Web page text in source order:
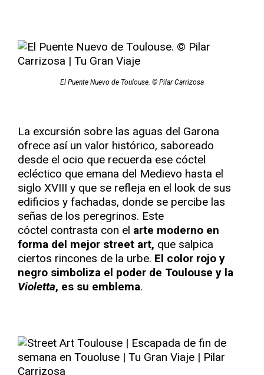
El Puente Nuevo de Toulouse. © Pilar Carrizosa
La excursión sobre las aguas del Garona
ofrece así un valor histórico, saboreado
desde el ocio que recuerda ese cóctel
ecléctico que emana del Medievo hasta el
siglo XVIII y que se refleja en el look de sus
edificios y fachadas, donde se percibe las
señas de los peregrinos. Este
cóctel contrasta con el arte moderno en
forma del mejor street art, que salpica
ciertos rincones de la urbe. El color rojo y
negro simboliza el poder de Toulouse y la
Violetta, es su emblema.